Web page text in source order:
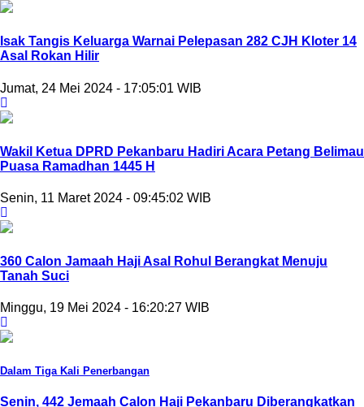
Isak Tangis Keluarga Warnai Pelepasan 282 CJH Kloter 14
Asal Rokan Hilir
Jumat, 24 Mei 2024 - 17:05:01 WIB
Wakil Ketua DPRD Pekanbaru Hadiri Acara Petang Belimau
Puasa Ramadhan 1445 H
Senin, 11 Maret 2024 - 09:45:02 WIB
360 Calon Jamaah Haji Asal Rohul Berangkat Menuju
Tanah Suci
Minggu, 19 Mei 2024 - 16:20:27 WIB
Dalam Tiga Kali Penerbangan
Senin, 442 Jemaah Calon Haji Pekanbaru Diberangkatkan